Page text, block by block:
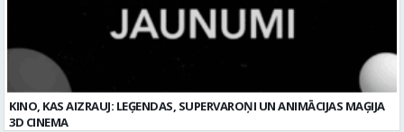
KINO, KAS AIZRAUJ: LEĢENDAS, SUPERVAROŅI UN ANIMĀCIJAS MAĢIJA
3D CINEMA